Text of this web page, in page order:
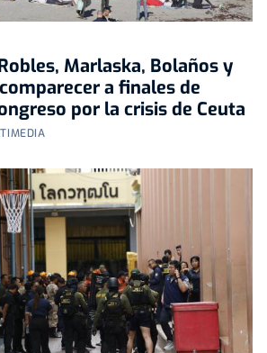
Marlaska, Bolaños y
a finales de
por la crisis de Ceuta